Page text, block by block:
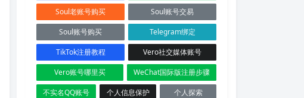
Soul老账号购买
Soul账号交易
Soul账号购买
Telegram绑定
TikTok注册教程
Vero社交媒体账号
Vero账号哪里买
WeChat国际版注册步骤
不实名QQ账号
个人信息保护
个人探索